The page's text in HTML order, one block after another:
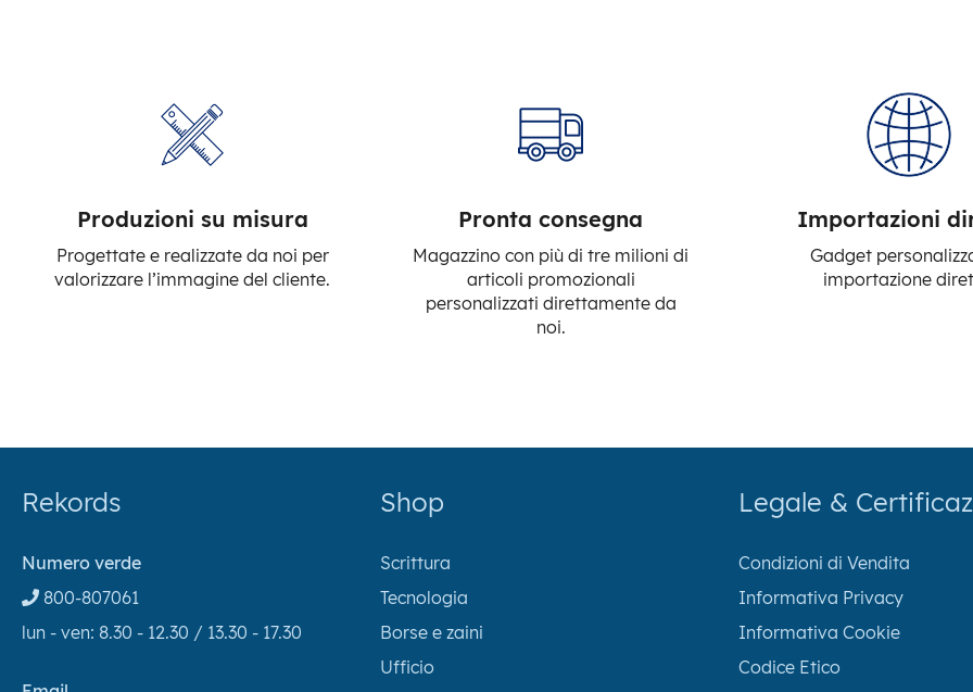
Produzioni su misura
Progettate e realizzate da noi per
valorizzare l’immagine del cliente.
Pronta consegna
Magazzino con più di tre milioni di
articoli promozionali
personalizzati direttamente da
noi.
Importazioni
Gadget
importazione
Rekords
Numero verde
800-807061
lun - ven: 8.30 - 12.30 / 13.30 - 17.30
Shop
Scrittura
Tecnologia
Borse e zaini
Ufficio
Legale &
Condizioni di Vendita
Informativa Privacy
Informativa Cookie
Codice Etico